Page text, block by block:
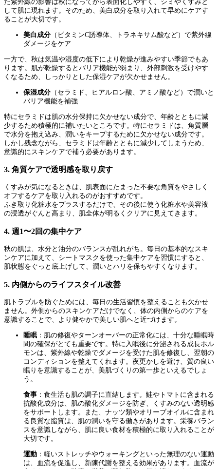
た紫外線の影響は秋になってから表面化しやすく、シミやくすみと
して肌に現れます。そのため、美白成分を取り入れて早めにケアす
ることが大切です。
美白成分 （ビタミンC誘導体、トラネキサム酸など）で紫外線
ダメージをケア
一方で、秋は気温や湿度の低下により乾燥が進みやすい季節でもあ
ります。肌が乾燥するとバリア機能が弱まり、外部刺激を受けやす
くなるため、しっかりとした保湿ケアが欠かせません。
保湿成分 （セラミド、ヒアルロン酸、アミノ酸など）で潤いと
バリア機能を補強
特にセラミドは肌の水分保持に欠かせない成分で、年齢とともに減
少するため積極的に補いたいところです。特にセラミドは、角質層
で水分を抱え込み、潤いをキープするために欠かせない成分です。
しかし残念ながら、セラミドは年齢とともに減少してしまうため、
意識的にスキンケアで補う必要があります。
3. 角質ケアで透明感を取り戻す
くすみが気になるときは、肌表面にたまった不要な角質をやさしく
オフするケアを取り入れるのがおすすめです。
ふき取り化粧水をプラスするだけで、その後に使う化粧水や美容液
の浸透がぐんと高まり、肌全体が明るくクリアに見えてきます。
4. 週1〜2回の集中ケア
秋の肌は、水分と油分のバランスが乱れがち。毎日の基本的なスキ
ンケアに加えて、シートマスクを使った集中ケアを習慣にすると、
肌状態をぐっと底上げして、潤いとハリを保ちやすくなります。
5. 内側からのライフスタイル改善
肌トラブルを防ぐためには、毎日の生活習慣を整えることも欠かせ
ません。外側からのスキンケアだけでなく、体の内側からのケアを
意識することで、より健やかで美しい肌へと近づけます。
睡眠 ：肌の修復やターンオーバーの正常化には、十分な睡眠時
間の確保がとても重要です。特に入眠後に分泌される成長ホル
モンは、紫外線や乾燥でダメージを受けた肌を修復し、翌朝の
コンディションを整えてくれます。夜更かしを避け、質の良い
眠りを意識することが、美肌づくりの第一歩といえるでしょ
う。
食事 ：食生活も肌の調子に直結します。鮭やトマトに含まれる
抗酸化成分は、肌の酸化ダメージを防ぎ、くすみのない透明感
をサポートします。また、ナッツ類やオリーブオイルに含まれ
る良質な脂質は、肌の潤いを守る働きがあります。栄養バラン
スを意識しながら、肌に良い食材を積極的に取り入れることが
大切です。
運動 ：軽いストレッチやウォーキングといった無理のない運動
は、血流を促進し、新陳代謝を整える効果があります。血流が